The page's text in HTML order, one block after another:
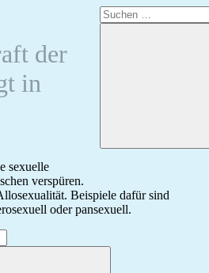
der
in
Suchen
nach:
sexuelle
verspüren.
Beispiele dafür sind
oder pansexuell.